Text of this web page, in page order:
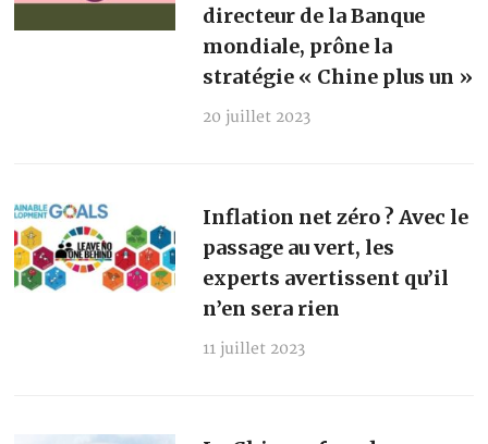
directeur de la Banque
mondiale, prône la
stratégie « Chine plus un »
20 juillet 2023
Inflation net zéro ? Avec le
passage au vert, les
experts avertissent qu’il
n’en sera rien
11 juillet 2023